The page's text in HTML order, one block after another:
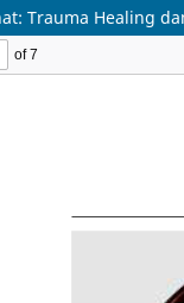
Trauma Healing